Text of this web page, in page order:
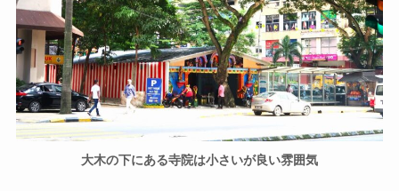
大木の下にある寺院は小さいが良い雰囲気